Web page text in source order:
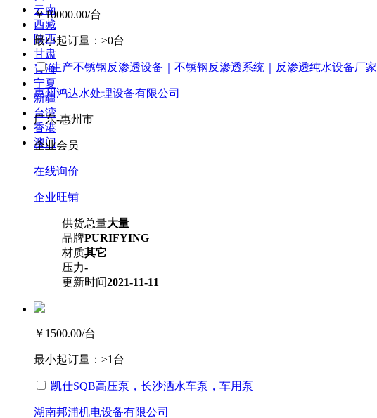
云南
西藏
陕西
甘肃
青海
宁夏
新疆
台湾
香港
澳门
￥10000.00/台
最小起订量： ≥0台
生产不锈钢反渗透设备｜不锈钢反渗透系统｜反渗透纯水设备厂家
惠州鸿达水处理设备有限公司
广东-惠州市
企业会员
在线询价
企业旺铺
供货总量大量
品牌PURIFYING
材质其它
压力-
更新时间2021-11-11
￥1500.00/台
最小起订量： ≥1台
凯仕SQB高压泵，长沙洒水车泵，车用泵
湖南邦浦机电设备有限公司